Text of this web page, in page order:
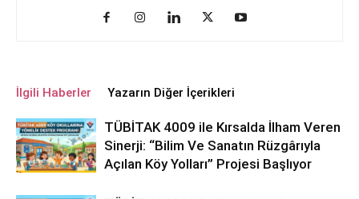
İlgili Haberler Yazarın Diğer İçerikleri
TÜBİTAK 4009 ile Kırsalda İlham Veren
Sinerji: “Bilim Ve Sanatın Rüzgârıyla
Açılan Köy Yolları” Projesi Başlıyor